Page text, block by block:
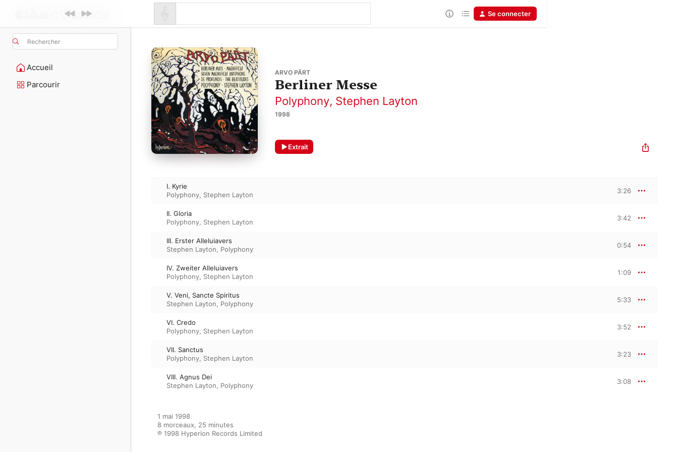
Rechercher
Accueil
Parcourir
Se connecter
ARVO PÄRT
Berliner Messe
Polyphony, Stephen Layton
1998
Extrait
I. Kyrie
Polyphony, Stephen Layton
3:26
II. Gloria
Polyphony, Stephen Layton
3:42
III. Erster Alleluiavers
Stephen Layton, Polyphony
0:54
IV. Zweiter Alleluiavers
Polyphony, Stephen Layton
1:09
V. Veni, Sancte Spiritus
Stephen Layton, Polyphony
5:33
VI. Credo
Polyphony, Stephen Layton
3:52
VII. Sanctus
Polyphony, Stephen Layton
3:23
VIII. Agnus Dei
Stephen Layton, Polyphony
3:08
1 mai 1998
8 morceaux, 25 minutes
℗ 1998 Hyperion Records Limited